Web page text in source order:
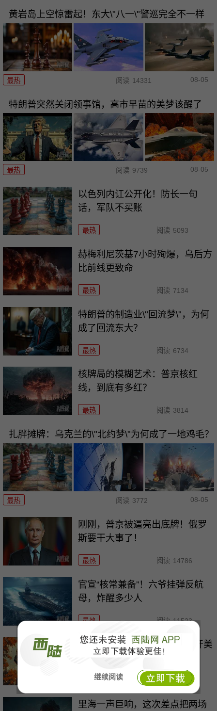
继续阅读
黄岩岛上空惊雷起！东大\"八一\"警巡完全不一样
最热 阅读 14331 08-05
特朗普突然关闭领事馆，高市早苗的美梦该醒了
最热 阅读 9739 08-05
以色列内讧公开化！防长一句
话，军队不买账
最热 阅读 5093
赫梅利尼茨基7小时殉爆，乌后方
比前线更致命
最热 阅读 7134
特朗普的制造业\"回流梦\"，为何
成了回流东大？
最热 阅读 6734
核牌局的模糊艺术：普京核红
线，到底有多红？
最热 阅读 3814
扎胖摊牌：乌克兰的\"北约梦\"为何成了一地鸡毛？
最热 阅读 3772 08-05
刚刚，普京被逼亮出底牌！俄罗
斯要干大事了！
最热 阅读 14786
官宣“核常兼备”！六爷挂弹反航
母，炸醒多少人
最热 阅读 11523
特朗普一句“珍珠港除外”，撕开美
国霸权遮羞布
最热 阅读 10585
里海一声巨响，这次差点把两场